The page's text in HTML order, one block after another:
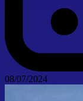
08/07/2024